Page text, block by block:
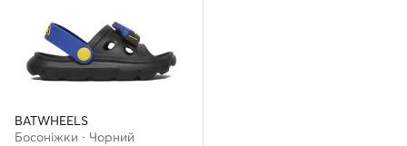
BATWHEELS
Босоніжки · Чорний